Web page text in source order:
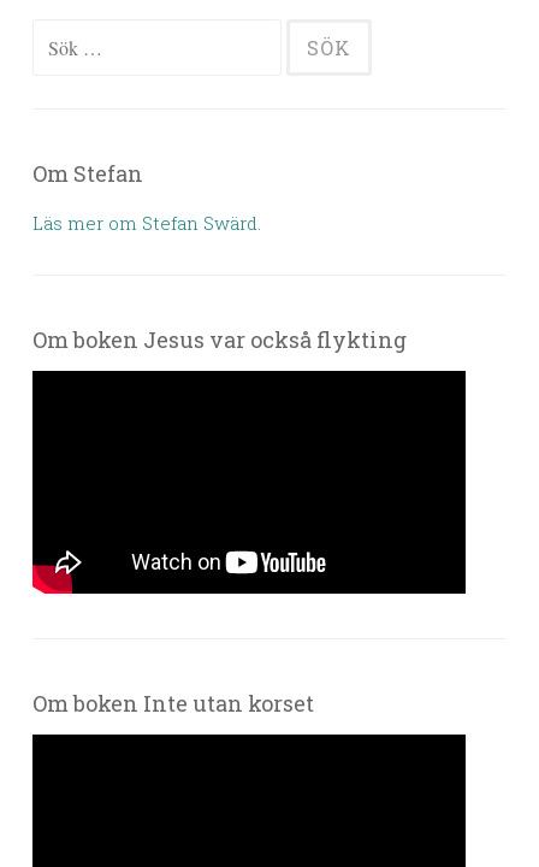
Sök efter:
Om Stefan
Läs mer om Stefan Swärd.
Om boken Jesus var också flykting
Om boken Inte utan korset